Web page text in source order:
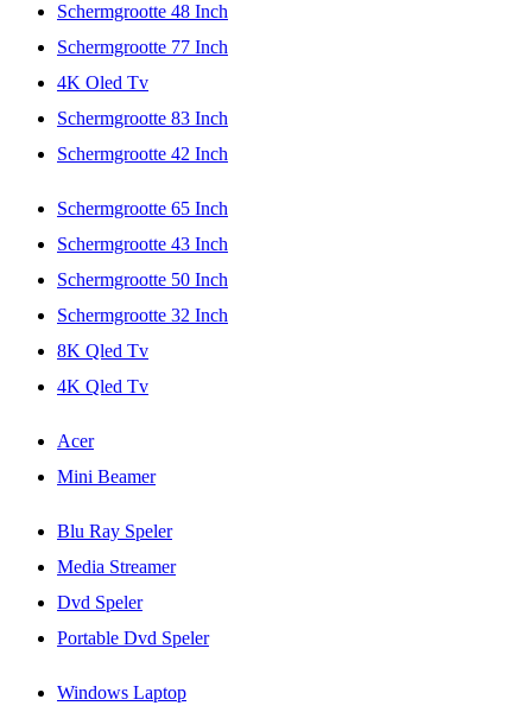
Schermgrootte 48 Inch
Schermgrootte 77 Inch
4K Oled Tv
Schermgrootte 83 Inch
Schermgrootte 42 Inch
Schermgrootte 65 Inch
Schermgrootte 43 Inch
Schermgrootte 50 Inch
Schermgrootte 32 Inch
8K Qled Tv
4K Qled Tv
Acer
Mini Beamer
Blu Ray Speler
Media Streamer
Dvd Speler
Portable Dvd Speler
Windows Laptop